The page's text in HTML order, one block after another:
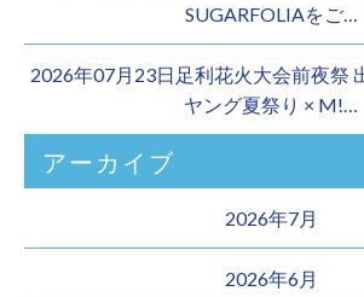
SUGARFOLIAをご…
2026年07月23日足利花火大会前夜祭
ヤング夏祭り × M!…
アーカイブ
2026年7月
2026年6月